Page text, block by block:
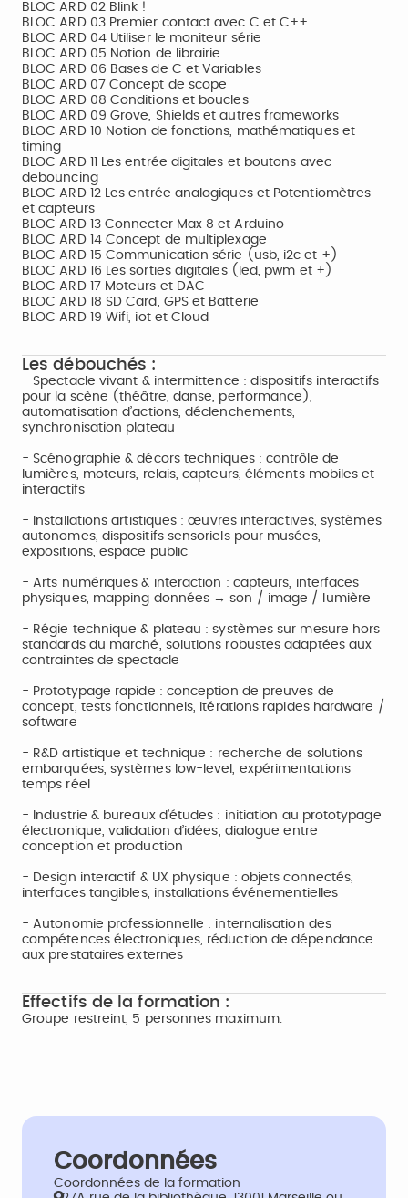
BLOC ARD 02 Blink !
BLOC ARD 03 Premier contact avec C et C++
BLOC ARD 04 Utiliser le moniteur série
BLOC ARD 05 Notion de librairie
BLOC ARD 06 Bases de C et Variables
BLOC ARD 07 Concept de scope
BLOC ARD 08 Conditions et boucles
BLOC ARD 09 Grove, Shields et autres frameworks
BLOC ARD 10 Notion de fonctions, mathématiques et
timing
BLOC ARD 11 Les entrée digitales et boutons avec
debouncing
BLOC ARD 12 Les entrée analogiques et Potentiomètres
et capteurs
BLOC ARD 13 Connecter Max 8 et Arduino
BLOC ARD 14 Concept de multiplexage
BLOC ARD 15 Communication série (usb, i2c et +)
BLOC ARD 16 Les sorties digitales (led, pwm et +)
BLOC ARD 17 Moteurs et DAC
BLOC ARD 18 SD Card, GPS et Batterie
BLOC ARD 19 Wifi, iot et Cloud
Les débouchés :
- Spectacle vivant & intermittence : dispositifs interactifs
pour la scène (théâtre, danse, performance),
automatisation d’actions, déclenchements,
synchronisation plateau
- Scénographie & décors techniques : contrôle de
lumières, moteurs, relais, capteurs, éléments mobiles et
interactifs
- Installations artistiques : œuvres interactives, systèmes
autonomes, dispositifs sensoriels pour musées,
expositions, espace public
- Arts numériques & interaction : capteurs, interfaces
physiques, mapping données → son / image / lumière
- Régie technique & plateau : systèmes sur mesure hors
standards du marché, solutions robustes adaptées aux
contraintes de spectacle
- Prototypage rapide : conception de preuves de
concept, tests fonctionnels, itérations rapides hardware /
software
- R&D artistique et technique : recherche de solutions
embarquées, systèmes low-level, expérimentations
temps réel
- Industrie & bureaux d’études : initiation au prototypage
électronique, validation d’idées, dialogue entre
conception et production
- Design interactif & UX physique : objets connectés,
interfaces tangibles, installations événementielles
- Autonomie professionnelle : internalisation des
compétences électroniques, réduction de dépendance
aux prestataires externes
Effectifs de la formation :
Groupe restreint, 5 personnes maximum.
Coordonnées
Coordonnées de la formation